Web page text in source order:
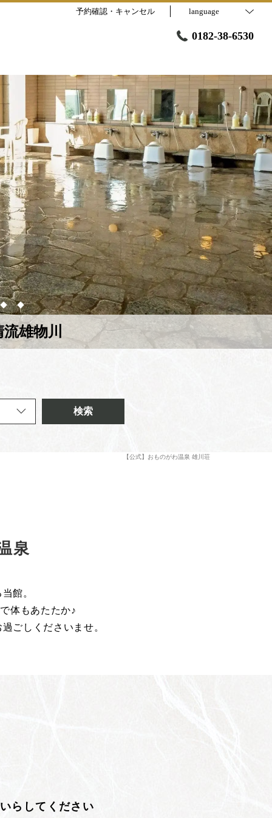
予約確認・キャンセル language
0182-38-6530
雄物川
検索
【公式】おものがわ温泉 雄川荘
泉
館。
体もあたたか♪
ごしくださいませ。
らしてください